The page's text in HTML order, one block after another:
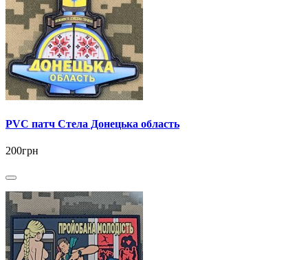
PVC патч Стела Донецька область
200грн